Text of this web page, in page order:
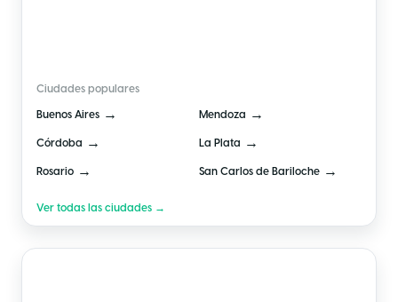
Ciudades populares
Buenos Aires →
Córdoba →
Rosario →
Mendoza →
La Plata →
San Carlos de Bariloche →
Ver todas las ciudades →